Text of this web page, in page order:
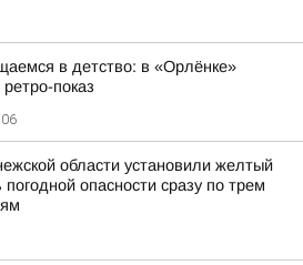
в детство: в «Орлёнке»
ретро-показ
области установили желтый
погодной опасности сразу по трем